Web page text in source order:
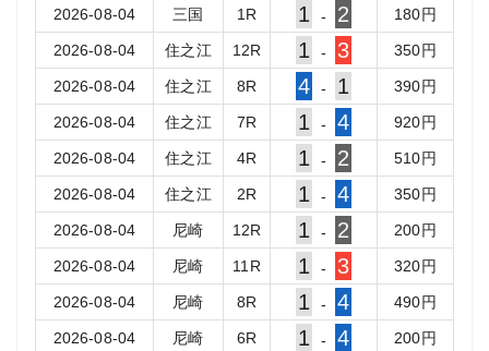
2026-08-04 三国 1 R 1 - 2 180円
2026-08-04 住之江 12R 1 - 3 350円
2026-08-04 住之江 8R 4 - 1 390円
2026-08-04 住之江 7R 1 - 4 920円
2026-08-04 住之江 4R 1 - 2 510円
2026-08-04 住之江 2R 1 - 4 350円
2026-08-04 尼崎 12R 1 - 2 200円
2026-08-04 尼崎 11 R 1 - 3 320円
2026-08-04 尼崎 8R 1 - 4 490円
2026-08-04 尼崎 6R 1 - 4 200円